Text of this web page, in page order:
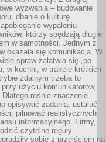
wyzwania – budowanie
dbanie o kulturę
wypaleniu
którzy spędzają długie
w samotności. Jednym z
okazała się komunikacja. W
spraw załatwia się „po
w kuchni, w trakcie krótkich
zdalnym trzeba to
użyciu komunikatorów,
rośnie znaczenie
opisywać zadania, ustalać
pilnować realistycznych
informacyjnego. Firmy,
czytelne reguły
sobie z przejściem na